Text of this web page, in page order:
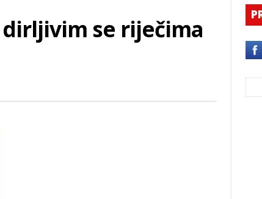
se riječima